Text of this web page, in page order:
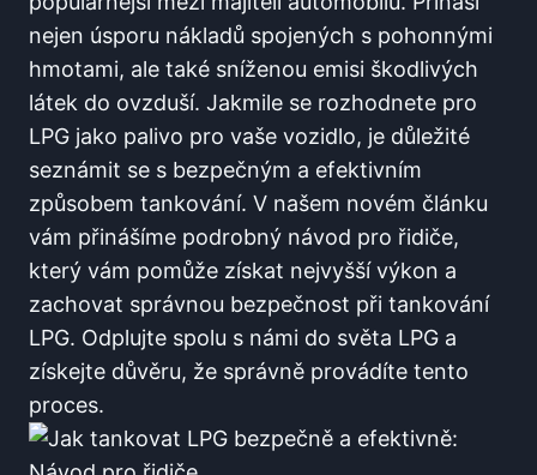
nejen úsporu nákladů spojených s pohonnými
hmotami, ale také sníženou emisi škodlivých
látek do ovzduší. Jakmile se rozhodnete‌ pro
LPG jako palivo pro vaše vozidlo, je⁤ důležité
seznámit se s bezpečným a efektivním
⁣způsobem tankování. V našem novém článku
vám přinášíme podrobný návod pro řidiče,
který vám pomůže získat nejvyšší výkon a
zachovat správnou bezpečnost při tankování⁢
LPG. Odplujte spolu s námi do světa LPG a
získejte důvěru, že správně provádíte tento
proces.